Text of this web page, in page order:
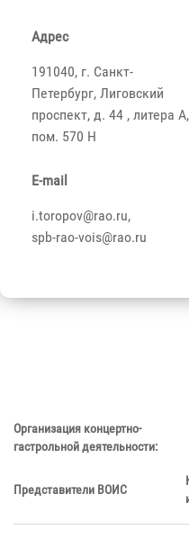
Адрес
191040, г. Санкт-
Петербург, Лиговский
проспект, д. 44 , литера А,
пом. 570 Н
E-mail
i.toropov@rao.ru,
spb-rao-vois@rao.ru
Организация концертно-
гастрольной деятельности:
Представители ВОИС